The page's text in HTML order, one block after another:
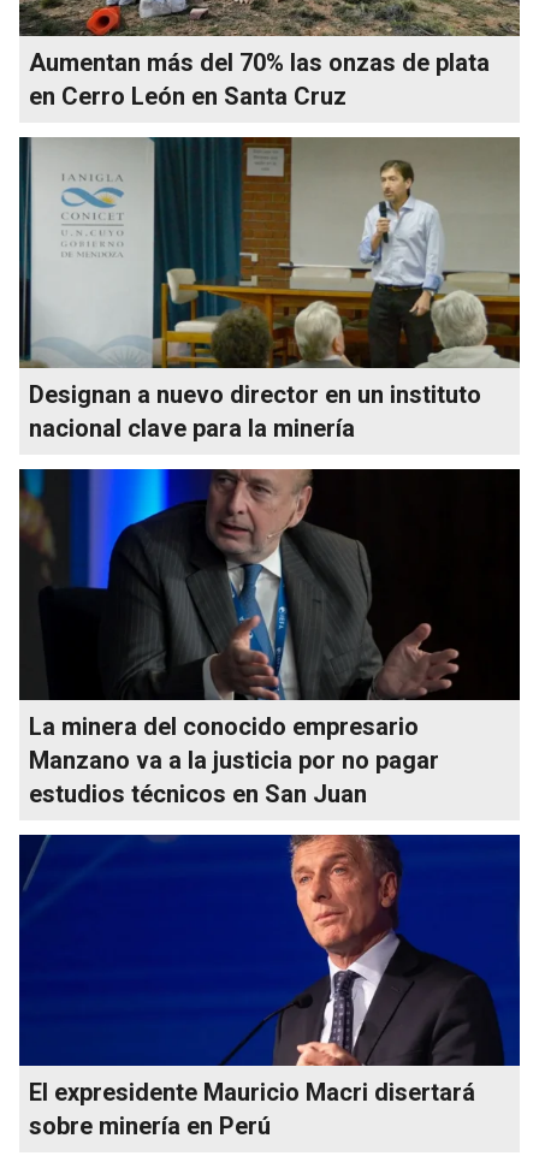
Aumentan más del 70% las onzas de plata
en Cerro León en Santa Cruz
Designan a nuevo director en un instituto
nacional clave para la minería
La minera del conocido empresario
Manzano va a la justicia por no pagar
estudios técnicos en San Juan
El expresidente Mauricio Macri disertará
sobre minería en Perú